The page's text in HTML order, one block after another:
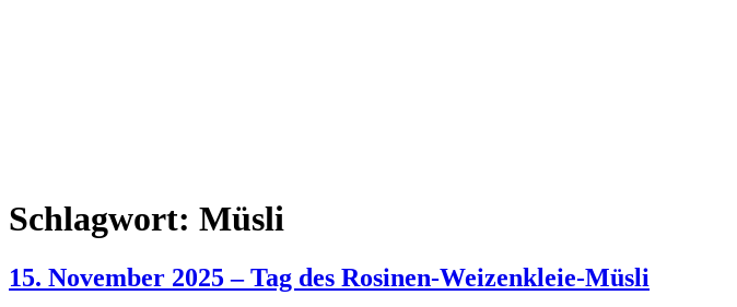
Schlagwort: Müsli
15. November 2025 – Tag des Rosinen-Weizenkleie-Müsli